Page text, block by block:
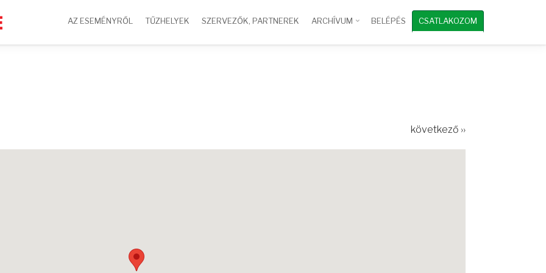
AZ ESEMÉNYRŐL TŰZHELYEK SZERVEZŐK, PARTNEREK ARCHÍVUM BELÉPÉS CSATLAKOZOM
következő ››